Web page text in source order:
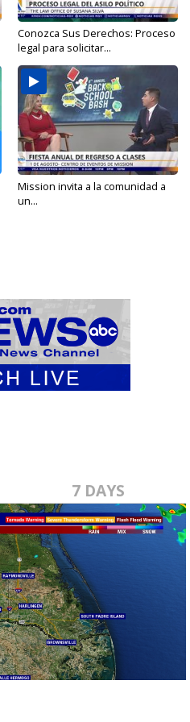
Conozca Sus Derechos: Proceso
legal para solicitar...
Mission invita a la comunidad a
un...
7 DAYS